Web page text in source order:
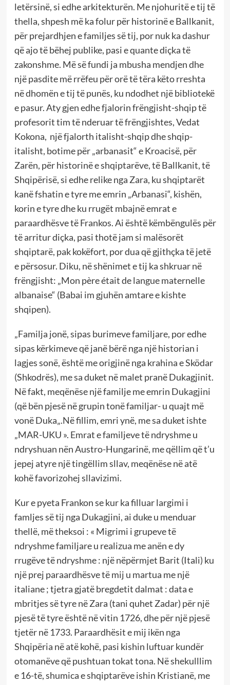
letërsinë, si edhe arkitekturën. Me njohuritë e tij të
thella, shpesh më ka folur për historinë e Ballkanit,
për prejardhjen e familjes së tij, por nuk ka dashur
që ajo të bëhej publike, pasi e quante diçka të
zakonshme. Më së fundi ja mbusha mendjen dhe
një pasdite më rrëfeu për orë të tëra këto rreshta
në dhomën e tij të punës, ku ndodhet një bibliotekë
e pasur. Aty gjen edhe fjalorin frëngjisht-shqip të
profesorit tim të nderuar të frëngjishtes, Vedat
Kokona, një fjalorth italisht-shqip dhe shqip-
italisht, botime për „arbanasit“ e Kroacisë, për
Zarën, për historinë e shqiptarëve, të Ballkanit, të
Shqipërisë, si edhe relike nga Zara, ku shqiptarët
kanë fshatin e tyre me emrin „Arbanasi“, kishën,
korin e tyre dhe ku rrugët mbajnë emrat e
paraardhësve të Frankos. Ai është këmbëngulës për
të arritur diçka, pasi thotë jam si malësorët
shqiptarë, pak kokëfort, por dua që gjithçka të jetë
e përsosur. Diku, në shënimet e tij ka shkruar në
frëngjisht: „Mon père était de langue maternelle
albanaise“ (Babai im gjuhën amtare e kishte
shqipen).
„Familja jonë, sipas burimeve familjare, por edhe
sipas kërkimeve që janë bërë nga një historian i
lagjes sonë, është me origjinë nga krahina e Sködar
(Shkodrës), me sa duket në malet pranë Dukagjinit.
Në fakt, meqënëse një familje me emrin Dukagjini
(që bën pjesë në grupin tonë familjar- u quajt më
vonë Duka„.Në fillim, emri ynë, me sa duket ishte
„MAR-UKU ». Emrat e familjeve të ndryshme u
ndryshuan nën Austro-Hungarinë, me qëllim që t’u
jepej atyre një tingëllim sllav, meqënëse në atë
kohë favorizohej sllavizimi.
Kur e pyeta Frankon se kur ka filluar largimi i
famljes së tij nga Dukagjini, ai duke u menduar
thellë, më theksoi : « Migrimi i grupeve të
ndryshme familjare u realizua me anën e dy
rrugëve të ndryshme : një nëpërmjet Barit (Itali) ku
një prej paraardhësve të mij u martua me një
italiane ; tjetra gjatë bregdetit dalmat : data e
mbritjes së tyre në Zara (tani quhet Zadar) për një
pjesë të tyre është në vitin 1726, dhe për një pjesë
tjetër në 1733. Paraardhësit e mij ikën nga
Shqipëria në atë kohë, pasi kishin luftuar kundër
otomanëve që pushtuan tokat tona. Në shekulllim
e 16-të, shumica e shqiptarëve ishin Kristianë, me